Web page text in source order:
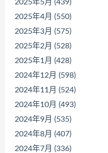
2025年5月 (439)
2025年4月 (550)
2025年3月 (575)
2025年2月 (528)
2025年1月 (428)
2024年12月 (598)
2024年11月 (524)
2024年10月 (493)
2024年9月 (535)
2024年8月 (407)
2024年7月 (336)